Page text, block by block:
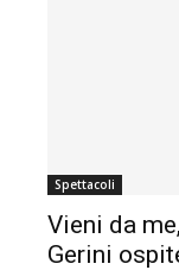
Spettacoli
Vieni da
Gerini